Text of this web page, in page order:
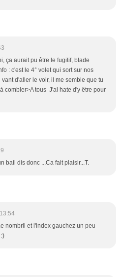
ça aurait pu être le fugitif, blade
: c'est le 4° volet qui sort sur nos
d'aller le voir, il me semble que tu
combler>A tous J'ai hate d'y être pour
bail dis donc ...Ca fait plaisir...T.
nombril et l'index gauchez un peu